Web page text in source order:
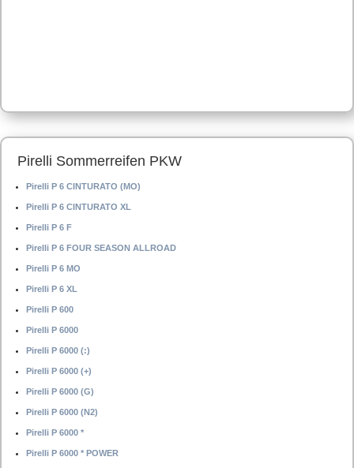
Pirelli Sommerreifen PKW
Pirelli P 6 CINTURATO (MO)
Pirelli P 6 CINTURATO XL
Pirelli P 6 F
Pirelli P 6 FOUR SEASON ALLROAD
Pirelli P 6 MO
Pirelli P 6 XL
Pirelli P 600
Pirelli P 6000
Pirelli P 6000 (:)
Pirelli P 6000 (+)
Pirelli P 6000 (G)
Pirelli P 6000 (N2)
Pirelli P 6000 *
Pirelli P 6000 * POWER